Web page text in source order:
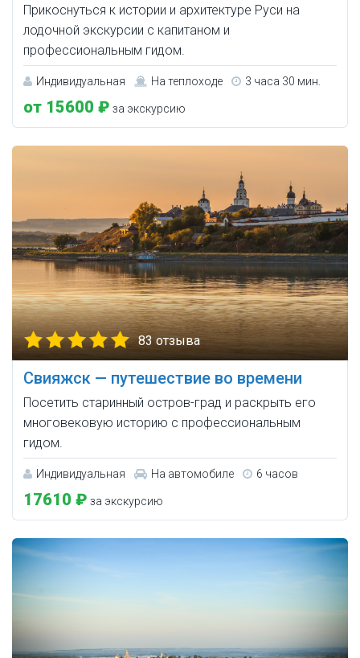
Прикоснуться к истории и архитектуре Руси на
лодочной экскурсии с капитаном и
профессиональным гидом.
Индивидуальная На теплоходе 3 часа 30 мин.
от 15600 ₽ за экскурсию
83 отзыва
Свияжск — путешествие во времени
Посетить старинный остров-град и раскрыть его
многовековую историю с профессиональным
гидом.
Индивидуальная На автомобиле 6 часов
17610 ₽ за экскурсию